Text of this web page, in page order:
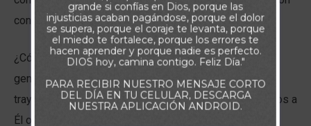
con Él.
¿Cómo definir el amor? Es Jesús llegando
generosamente a la humanidad, dándose a nosotros y
trayendo el bien a nuestra vida, ya sea que le aceptemos a
Él o no. Romanos 5.8 nos dice que su amor y su
grande si confías en Dios, porque las
injusticias acaban pagándose, porque el dolor
se supera, porque el coraje te levanta, porque
el miedo te fortalece, porque los errores te
hacen aprender y porque nadie es perfecto.
DIOS hoy, camina contigo. Feliz Día."
PARA RECIBIR NUESTRO MENSAJE CORTO
DEL DÍA EN TU CELULAR, DESCARGA
NUESTRA APLICACIÓN ANDROID.